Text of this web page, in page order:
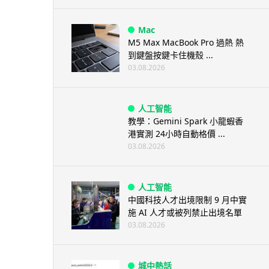
Mac
M5 Max MacBook Pro 過熱 熱
到鍵盤按鍵卡住機殼 ...
03.08.2026
人工智能
教學：Gemini Spark 小龍蝦香
港實測 24小時自動格價 ...
03.08.2026
人工智能
中國科技人才出境限制 9 月中實
施 AI 人才或被列禁止出境名單
03.08.2026
城中熱話